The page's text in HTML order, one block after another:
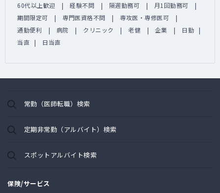
60代以上歓迎
経験不問 隔週勤務可
月1回勤務可
期間限定可
専門医資格不問
専攻医・専修医可
通勤便利
病院 クリニック 老健 企業
日勤
当直
日当直
常勤（医師転職）検索
定期非常勤（アルバイト）検索
スポットアルバイト検索
保険/サービス